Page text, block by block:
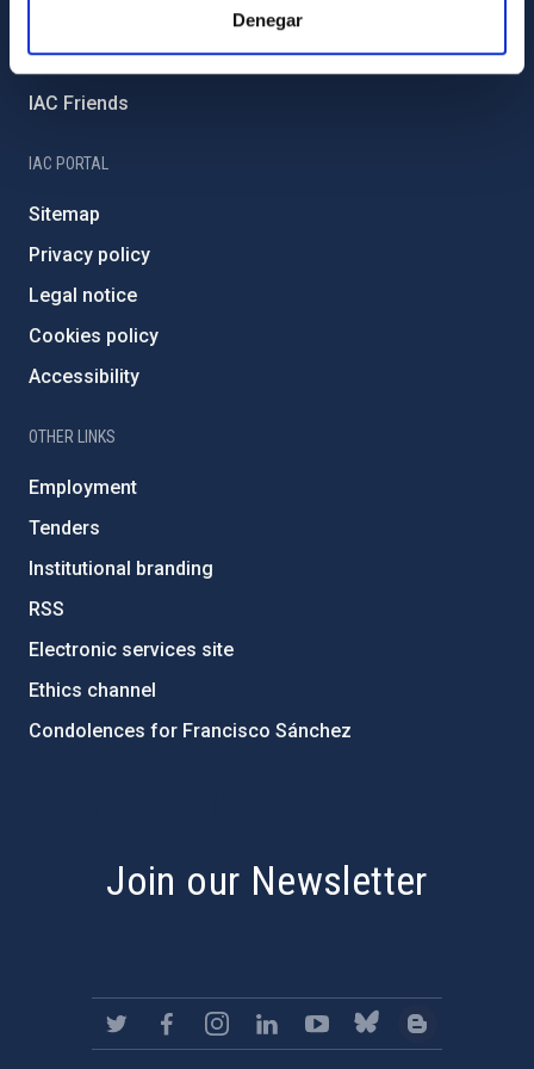
Denegar
Severo Ochoa Programme
IAC Friends
IAC PORTAL
Sitemap
Privacy policy
Legal notice
Cookies policy
Accessibility
OTHER LINKS
Employment
Tenders
Institutional branding
RSS
Electronic services site
Ethics channel
Condolences for Francisco Sánchez
Join our Newsletter